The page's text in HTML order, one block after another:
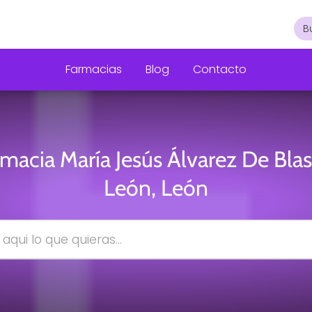
Farmacias Blog Contacto
María Jesús Álvarez De
León, León